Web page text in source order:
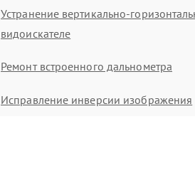
Устранение вертикально-
видоискателе
Ремонт встроенного дальнометра
Исправление инверсии изображения